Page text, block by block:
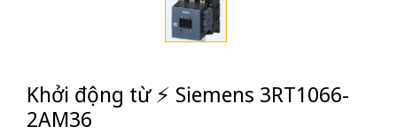
Khởi động từ ⚡️ Siemens 3RT1066-
2AM36